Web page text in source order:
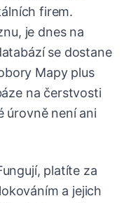
firem.
je dnes na
se dostane
Mapy plus
na čerstvosti
úrovně není ani
platíte za
a jejich